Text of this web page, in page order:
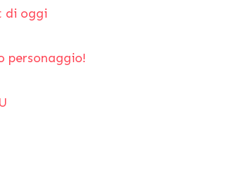
di oggi
personaggio!